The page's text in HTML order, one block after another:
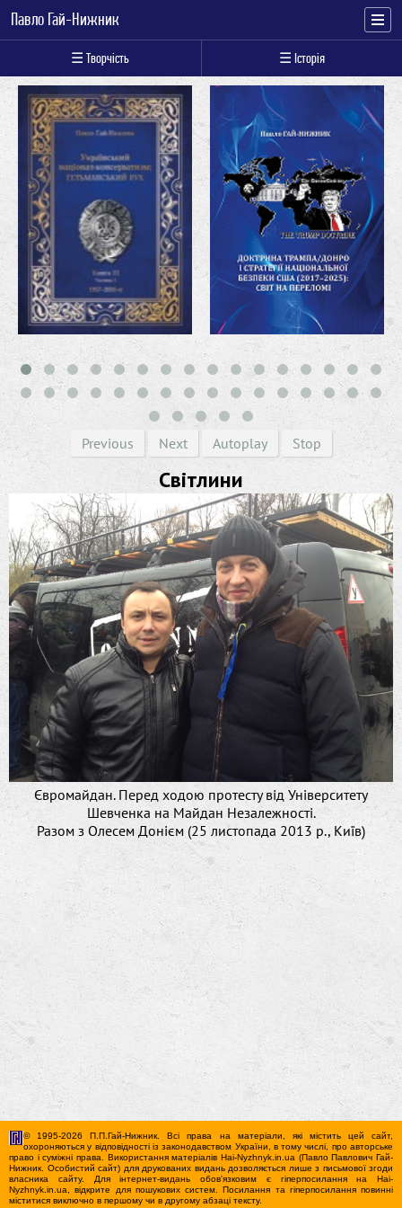
Павло Гай-Нижник
☰ Творчість ☰ Історія
Previous Next Autoplay Stop
Світлини
Євромайдан. Перед ходою протесту від Університету
Шевченка на Майдан Незалежності.
Разом з Олесем Донієм (25 листопада 2013 р., Київ)
© 1995-2026 П.П.Гай-Нижник. Всі права на матеріали, які містить цей сайт,
охороняються у відповідності із законодавством України, в тому числі, про авторське
право і суміжні права. Використання матерiалiв Hai-Nyzhnyk.in.ua (Павло Павлович Гай-
Нижник. Особистий сайт) для друкованих видань дозволяється лише з письмової згоди
власника сайту. Для iнтернет-видань обов'язковим є гiперпосилання на Hai-
Nyzhnyk.in.ua, відкрите для пошукових систем. Посилання та гіперпосилання повинні
міститися виключно в першому чи в другому абзаці тексту.